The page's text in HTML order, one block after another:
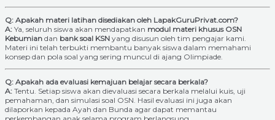
Q: Apakah materi latihan disediakan oleh LapakGuruPrivat.com?
A: Ya, seluruh siswa akan mendapatkan modul materi khusus OSN
Kebumian dan bank soal KSN yang disusun oleh tim pengajar kami.
Materi ini telah terbukti membantu banyak siswa dalam memahami
konsep dan pola soal yang sering muncul di ajang Olimpiade.
Q: Apakah ada evaluasi kemajuan belajar secara berkala?
A: Tentu. Setiap siswa akan dievaluasi secara berkala melalui kuis, uji
pemahaman, dan simulasi soal OSN. Hasil evaluasi ini juga akan
dilaporkan kepada Ayah dan Bunda agar dapat memantau